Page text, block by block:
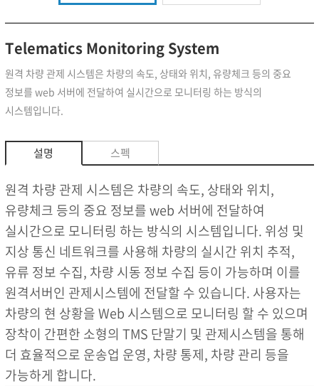
Telematics Monitoring System
원격 차량 관제 시스템은 차량의 속도, 상태와 위치, 유량체크 등의 중요
정보를 web 서버에 전달하여 실시간으로 모니터링 하는 방식의
시스템입니다.
설명 스펙
원격 차량 관제 시스템은 차량의 속도, 상태와 위치,
유량체크 등의 중요 정보를 web 서버에 전달하여
실시간으로 모니터링 하는 방식의 시스템입니다. 위성 및
지상 통신 네트워크를 사용해 차량의 실시간 위치 추적,
유류 정보 수집, 차량 시동 정보 수집 등이 가능하며 이를
원격서버인 관제시스템에 전달할 수 있습니다. 사용자는
차량의 현 상황을 Web 시스템으로 모니터링 할 수 있으며
장착이 간편한 소형의 TMS 단말기 및 관제시스템을 통해
더 효율적으로 운송업 운영, 차량 통제, 차량 관리 등을
가능하게 합니다.